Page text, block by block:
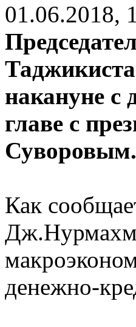
01.06.2018,
накануне с
главе с
Суворовым.
Как
денежно-